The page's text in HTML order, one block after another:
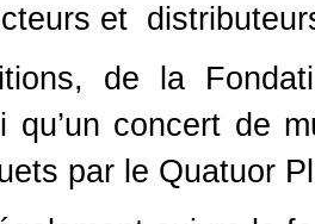
et
de la
qu’un concert de
par le Quatuor